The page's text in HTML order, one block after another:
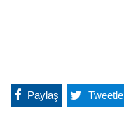
Paylaş Tweetle